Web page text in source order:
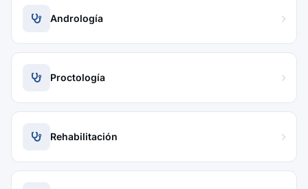
Andrología
Proctología
Rehabilitación